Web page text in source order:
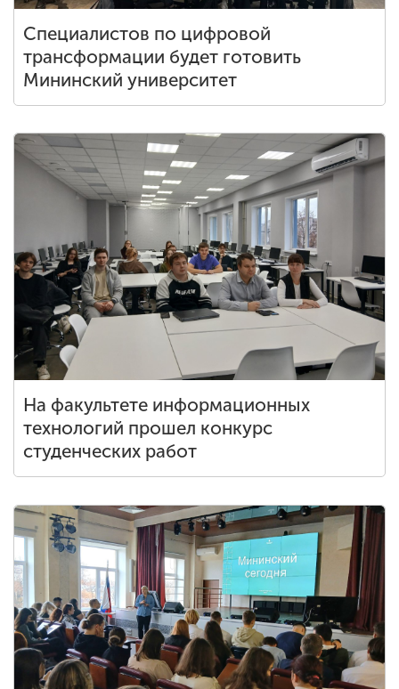
Специалистов по цифровой
трансформации будет готовить
Мининский университет
На факультете информационных
технологий прошел конкурс
студенческих работ